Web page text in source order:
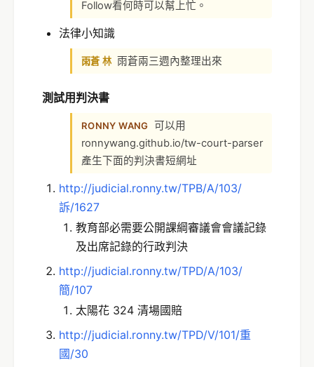
Follow看何時可以幫上忙。
法律小知識
雨蒼 林 雨蒼兩三週內整理出來
測試用判決書
RONNY WANG 可以用
ronnywang.github.io/tw-court-parser
產生下面的判決書短網址
http://judicial.ronny.tw/TPB/A/103/
訴/1627
教育部必需要公開課綱審議會會議記錄
及出席記錄的行政判決
http://judicial.ronny.tw/TPD/A/103/
簡/107
太陽花 324 清場國賠
http://judicial.ronny.tw/TPD/V/101/重
國/30